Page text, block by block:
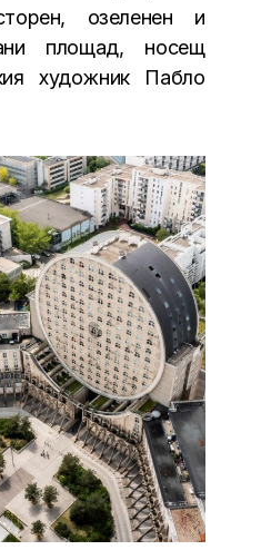
озеленен и
площад, носещ
художник Пабло